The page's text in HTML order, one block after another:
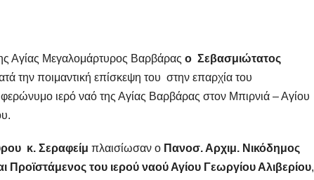
Αγίας Μεγαλομάρτυρος Βαρβάρας ο Σεβασμιώτατος
την ποιμαντική επίσκεψη του στην επαρχία του
φερώνυμο ιερό ναό της Αγίας Βαρβάρας στον Μπιρνιά – Αγίου
κ. Σεραφείμ πλαισίωσαν ο Πανοσ. Αρχιμ. Νικόδημος
Προϊστάμενος του ιερού ναού Αγίου Γεωργίου Αλιβερίου,